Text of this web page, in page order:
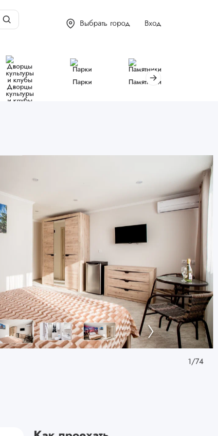
Выбрать город Вход
Дворцы
культуры
и клубы
Парки Памятники
1/74